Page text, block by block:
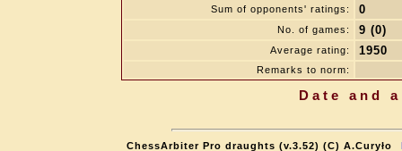
Sum of opponents' ratings: 0
No. of games: 9 (0)
Average rating: 1950
Remarks to norm:
Date and
ChessArbiter Pro draughts (v.3.52) (C) A.Curyło